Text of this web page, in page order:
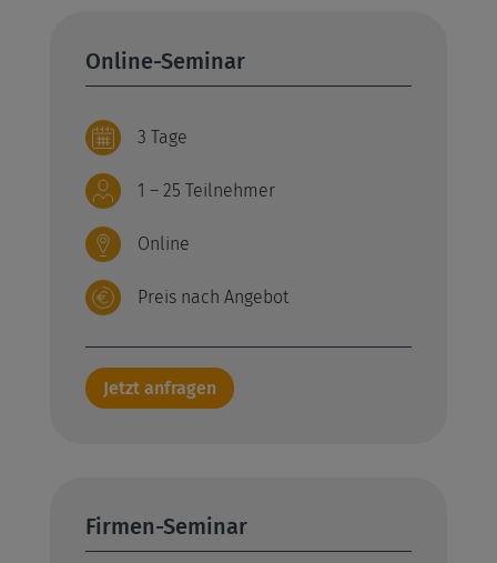
Online-Seminar
3 Tage
1 – 25 Teilnehmer
Online
Preis nach Angebot
Jetzt anfragen
Firmen-Seminar